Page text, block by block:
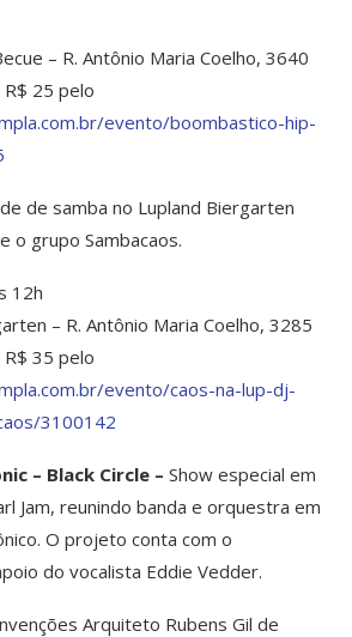
– R. Antônio Maria Coelho, 3640
25 pelo
evento/boombastico-hip-
de samba no Lupland Biergarten
o grupo Sambacaos.
12h
– R. Antônio Maria Coelho, 3285
35 pelo
evento/caos-na-lup-dj-
3100142
– Black Circle – Show especial em
Jam, reunindo banda e orquestra em
O projeto conta com o
do vocalista Eddie Vedder.
Arquiteto Rubens Gil de